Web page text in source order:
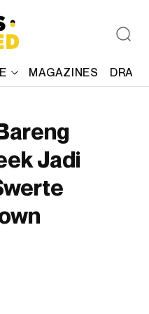
MAGAZINES
Jadi